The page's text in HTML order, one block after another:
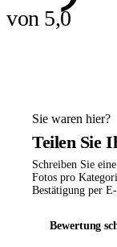
von 5,0
Sie waren hier?
Teilen Sie
Schreiben Sie
Fotos pro
Bestätigung per
Bewertung